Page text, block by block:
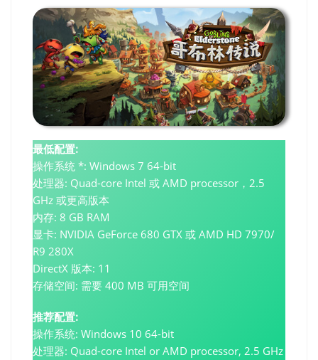
最低配置:
操作系统 *: Windows 7 64-bit
处理器: Quad-core Intel 或 AMD processor，2.5
GHz 或更高版本
内存: 8 GB RAM
显卡: NVIDIA GeForce 680 GTX 或 AMD HD 7970/
R9 280X
DirectX 版本: 11
存储空间: 需要 400 MB 可用空间
推荐配置:
操作系统: Windows 10 64-bit
处理器: Quad-core Intel or AMD processor, 2.5 GHz